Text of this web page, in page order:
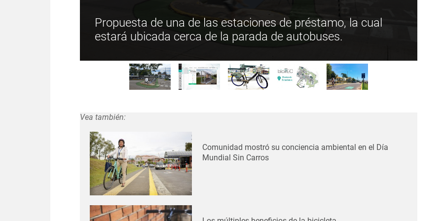
Propuesta de una de las estaciones de préstamo, la cual
estará ubicada cerca de la parada de autobuses.
Vea también:
Comunidad mostró su conciencia ambiental en el Día
Mundial Sin Carros